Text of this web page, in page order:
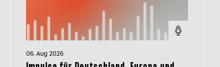
06. Aug 2026